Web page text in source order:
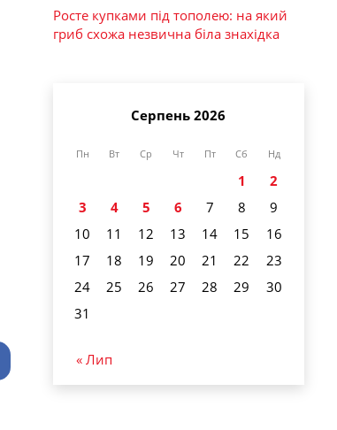
Росте купками під тополею: на який
гриб схожа незвична біла знахідка
Серпень 2026
Пн Вт Ср Чт Пт Сб Нд
1
2
3
4 5 6 7 8
9
10
11 12 13 14 15
16
17
18 19 20 21 22
23
24
25 26 27 28 29
30
31
« Лип